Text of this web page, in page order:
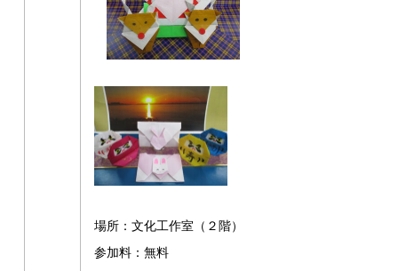
場所：文化工作室（２階）
参加料：無料